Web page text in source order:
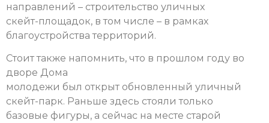
направлений – строительство уличных
скейт-площадок, в том числе – в рамках
благоустройства территорий.
Стоит также напомнить, что в прошлом году во
дворе Дома
молодежи был открыт обновленный уличный
скейт-парк. Раньше здесь стояли только
базовые фигуры, а сейчас на месте старой